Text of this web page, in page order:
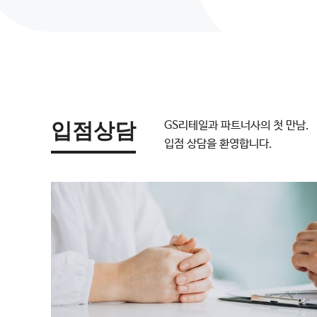
입점상담
GS리테일과 파트너사의 첫 만남.
입점 상담을 환영합니다.